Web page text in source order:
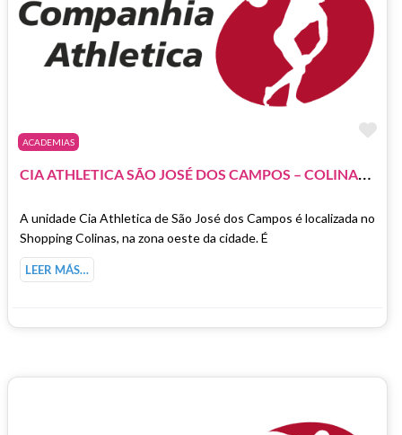
ACADEMIAS
C
IA ATHLETICA SÃO JOSÉ DOS CAMPOS – COLINAS SHOPPING
A unidade Cia Athletica de São José dos Campos é localizada no
Shopping Colinas, na zona oeste da cidade. É
LEER MÁS…